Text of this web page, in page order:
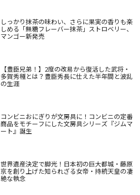
しっかり抹茶の味わい、さらに果実の香りも楽
しめる「無糖フレーバー抹茶」ストロベリー、
マンゴー新発売
【豊臣兄弟！】2度の改易から復活した武将・
多賀秀種とは？豊臣秀長に仕えた半年間と波乱
の生涯
コンビニおにぎりが文房具に！コンビニの定番
商品をモチーフにした文房具シリーズ『ジムマ
ート』誕生
世界遺産決定で脚光！日本初の巨大都城・藤原
京を創り上げた知られざる女帝・持統天皇の凄
絶な執念